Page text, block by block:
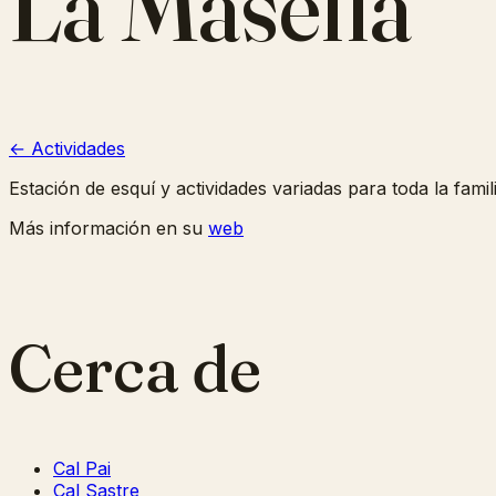
← Actividades
Estación de esquí y actividades variadas para toda la
Más información en su web
Cerca de
Cal Pai
Cal Sastre